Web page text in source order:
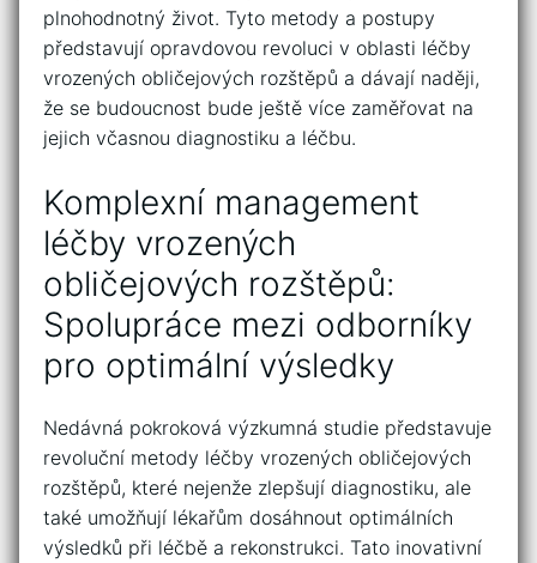
plnohodnotný život. Tyto metody ⁤a postupy
představují‌ opravdovou revoluci v⁢ oblasti léčby
vrozených obličejových rozštěpů a dávají naději,
že ⁣se budoucnost ⁢bude ještě více zaměřovat na
jejich‍ včasnou diagnostiku a léčbu.
Komplexní management
léčby vrozených
obličejových ⁢rozštěpů:
Spolupráce ⁣mezi odborníky‌
pro optimální výsledky
Nedávná pokroková výzkumná ⁢studie představuje
revoluční metody léčby vrozených obličejových
rozštěpů, které nejenže ‍zlepšují diagnostiku, ale
také umožňují lékařům dosáhnout optimálních
výsledků při léčbě a rekonstrukci. Tato⁢ inovativní